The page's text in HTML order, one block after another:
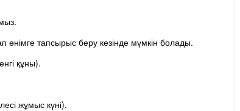
өнімге тапсырыс беру кезінде мүмкін болады.
құны).
жұмыс күні).